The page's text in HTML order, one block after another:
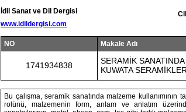
İdil Sanat ve Dil Dergisi
www.idildergisi.com
NO Makale Adı
1741934838
SERAMİK
KUWATA
Bu çalışma, seramik sanatında malzeme
rolünü, malzemenin form, anlam ve anlatım